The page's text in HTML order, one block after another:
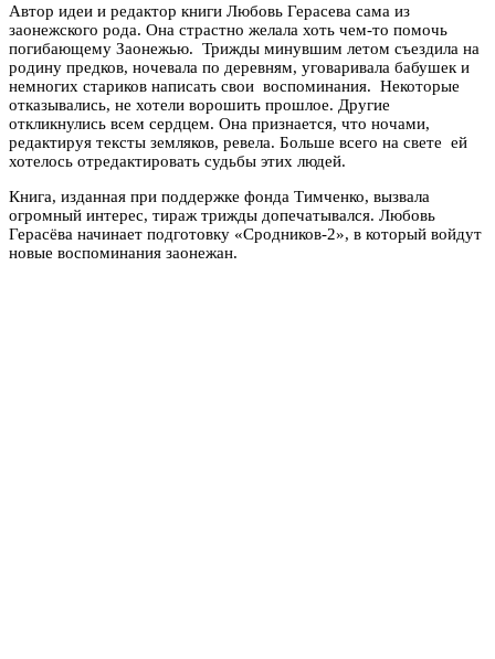
Автор идеи и редактор книги Любовь Герасева сама из
заонежского рода. Она страстно желала хоть чем-то помочь
погибающему Заонежью. Трижды минувшим летом съездила на
родину предков, ночевала по деревням, уговаривала бабушек и
немногих стариков написать свои воспоминания. Некоторые
отказывались, не хотели ворошить прошлое. Другие
откликнулись всем сердцем. Она признается, что ночами,
редактируя тексты земляков, ревела. Больше всего на свете ей
хотелось отредактировать судьбы этих людей.
Книга, изданная при поддержке фонда Тимченко, вызвала
огромный интерес, тираж трижды допечатывался. Любовь
Герасёва начинает подготовку «Сродников-2», в который войдут
новые воспоминания заонежан.